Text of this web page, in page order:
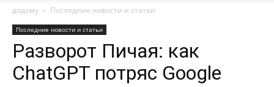
додому
Последние новости и статьи
Последние новости и статьи
Разворот Пичая: как
ChatGPT потряс Google